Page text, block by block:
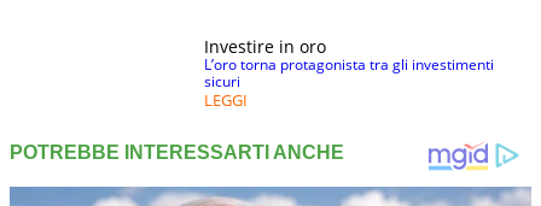
Investire in oro
L’oro torna protagonista tra gli investimenti
sicuri
LEGGI